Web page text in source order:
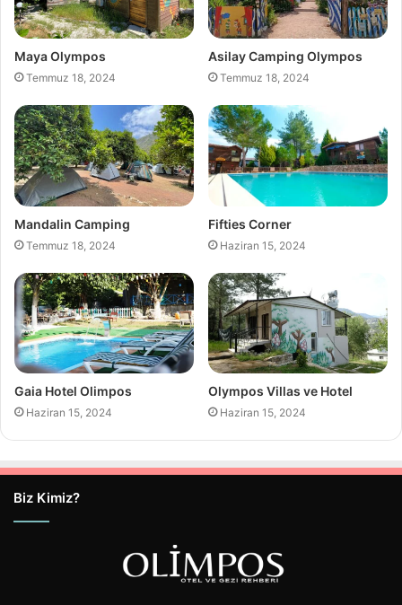
Maya Olympos
Temmuz 18, 2024
Asilay Camping Olympos
Temmuz 18, 2024
Mandalin Camping
Temmuz 18, 2024
Fifties Corner
Haziran 15, 2024
Gaia Hotel Olimpos
Haziran 15, 2024
Olympos Villas ve Hotel
Haziran 15, 2024
Biz Kimiz?